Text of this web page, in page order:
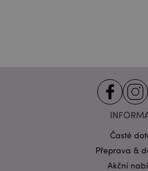
Časté
Přeprava &
Akční
Zásadách ochrany osobních